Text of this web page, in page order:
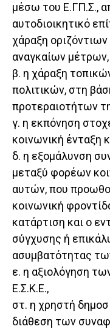
μέσω του Ε.ΓΠ.Σ.,
αυτοδιοικητικό
χάραξη
αναγκαίων μέτρων,
β. η χάραξη
πολιτικών, στη
προτεραιοτήτων
γ. η εκπόνηση
κοινωνική ένταξη
δ. η εξομάλυνση
μεταξύ φορέων
αυτών, που
κοινωνική
κατάρτιση και ο
σύγχυσης ή
ασυμβατότητας
ε. η αξιολόγηση
Ε.Σ.Κ.Ε.,
στ. η χρηστή
διάθεση των